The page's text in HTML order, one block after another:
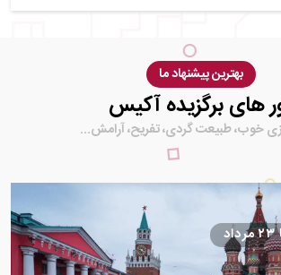
بهترین پیشنهاد ما
های برگزیده آکیس
خوب، طبیعت گردی، تفریح، آرامش...
۲۳ مرداد